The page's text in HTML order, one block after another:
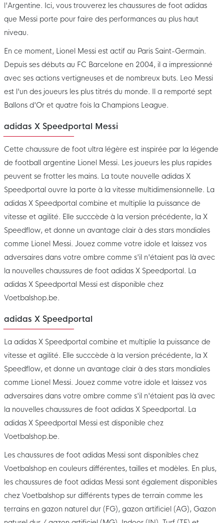
l'Argentine. Ici, vous trouverez les chaussures de foot adidas
que Messi porte pour faire des performances au plus haut
niveau.
En ce moment, Lionel Messi est actif au Paris Saint-Germain.
Depuis ses débuts au FC Barcelone en 2004, il a impressionné
avec ses actions vertigneuses et de nombreux buts. Leo Messi
est l'un des joueurs les plus titrés du monde. Il a remporté sept
Ballons d'Or et quatre fois la Champions League.
adidas X Speedportal Messi
Cette chaussure de foot ultra légère est inspirée par la légende
de football argentine Lionel Messi. Les joueurs les plus rapides
peuvent se frotter les mains. La toute nouvelle adidas X
Speedportal ouvre la porte à la vitesse multidimensionnelle. La
adidas X Speedportal combine et multiplie la puissance de
vitesse et agilité. Elle succcède à la version précédente, la X
Speedflow, et donne un avantage clair à des stars mondiales
comme Lionel Messi. Jouez comme votre idole et laissez vos
adversaires dans votre ombre comme s'il n'étaient pas là avec
la nouvelles chaussures de foot adidas X Speedportal. La
adidas X Speedportal Messi est disponible chez
Voetbalshop.be.
adidas X Speedportal
La adidas X Speedportal combine et multiplie la puissance de
vitesse et agilité. Elle succcède à la version précédente, la X
Speedflow, et donne un avantage clair à des stars mondiales
comme Lionel Messi. Jouez comme votre idole et laissez vos
adversaires dans votre ombre comme s'il n'étaient pas là avec
la nouvelles chaussures de foot adidas X Speedportal. La
adidas X Speedportal Messi est disponible chez
Voetbalshop.be.
Les chaussures de foot adidas Messi sont disponibles chez
Voetbalshop en couleurs différentes, tailles et modèles. En plus,
les chaussures de foot adidas Messi sont également disponibles
chez Voetbalshop sur différents types de terrain comme les
terrains en gazon naturel dur (FG), gazon artificiel (AG), Gazon